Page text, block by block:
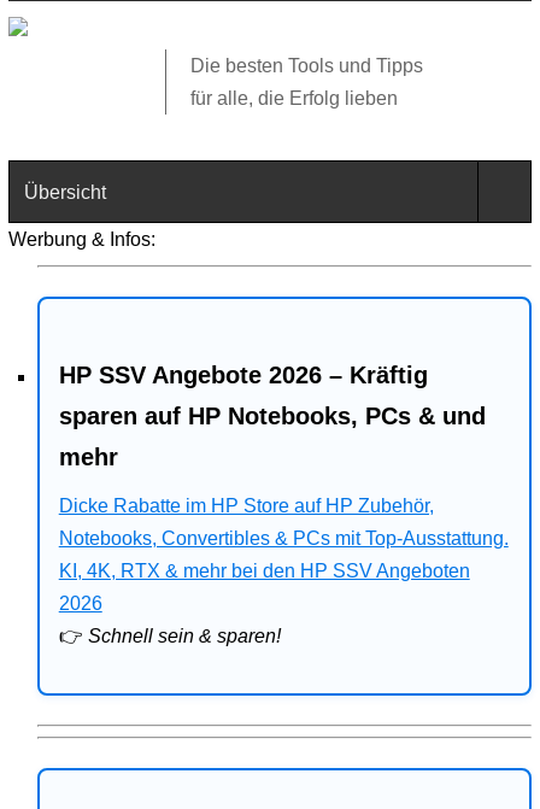
Die besten Tools und Tipps
für alle, die Erfolg lieben
Übersicht
Technik
Web
Business
Angebote
Bitdefender
Ratgeber
Werbung & Infos:
HP SSV Angebote 2026 – Kräftig
sparen auf HP Notebooks, PCs & und
mehr
Dicke Rabatte im HP Store auf HP Zubehör,
Notebooks, Convertibles & PCs mit Top-Ausstattung.
KI, 4K, RTX & mehr bei den HP SSV Angeboten
2026
👉 Schnell sein & sparen!